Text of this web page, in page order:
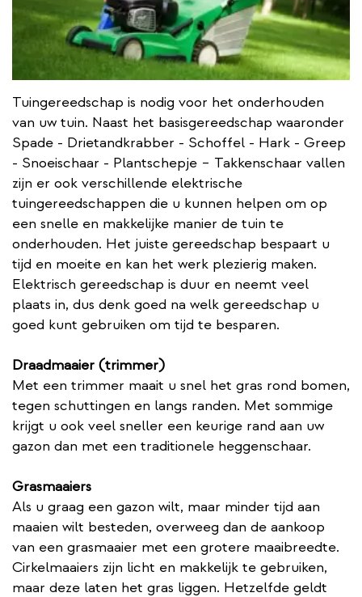
Tuingereedschap is nodig voor het onderhouden
van uw tuin. Naast het basisgereedschap waaronder
Spade - Drietandkrabber - Schoffel - Hark - Greep
- Snoeischaar - Plantschepje – Takkenschaar vallen
zijn er ook verschillende elektrische
tuingereedschappen die u kunnen helpen om op
een snelle en makkelijke manier de tuin te
onderhouden. Het juiste gereedschap bespaart u
tijd en moeite en kan het werk plezierig maken.
Elektrisch gereedschap is duur en neemt veel
plaats in, dus denk goed na welk gereedschap u
goed kunt gebruiken om tijd te besparen.
Draadmaaier (trimmer)
Met een trimmer maait u snel het gras rond bomen,
tegen schuttingen en langs randen. Met sommige
krijgt u ook veel sneller een keurige rand aan uw
gazon dan met een traditionele heggenschaar.
Grasmaaiers
Als u graag een gazon wilt, maar minder tijd aan
maaien wilt besteden, overweeg dan de aankoop
van een grasmaaier met een grotere maaibreedte.
Cirkelmaaiers zijn licht en makkelijk te gebruiken,
maar deze laten het gras liggen. Hetzelfde geldt